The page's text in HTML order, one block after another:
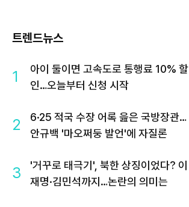
트렌드뉴스
1
아이 둘이면 고속도로 통행료 10% 할
인…오늘부터 신청 시작
2
6·25 적국 수장 어록 읊은 국방장관…
안규백 '마오쩌둥 발언'에 자질론
3
'거꾸로 태극기', 북한 상징이었다? 이
재명·김민석까지…논란의 의미는